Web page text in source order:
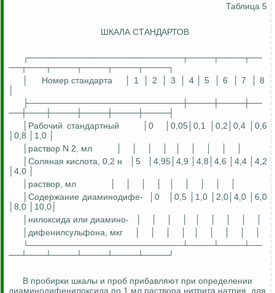
Таблица 5
ШКАЛА СТАНДАРТОВ
┌─────────────────────────┬────┬────┬──
──┬───┬────┬────┬────┬────┐
Номер стандарта │ 1 │ 2 │ 3 │ 4 │ 5 │ 6 │ 7
│ 8
├─────────────────────────┼────┼────┼──
──┼───┼────┼────┼────┼────┤
│Рабочий стандартный
│0
│0,05│0,1 │0,2│0,4 │0,6
│0,8 │1,0 │
│раствор N 2, мл
│Соляная кислота, 0,2 н
│5
│4,95│4,9 │4,8│4,6 │4,4 │4,2
│4,0 │
│раствор, мл
│Содержание диаминодифе- │0
│0,5 │1,0 │2,0│4,0 │6,0
│8,0 │10,0│
нилоксида или диамино-
дифенилсульфона, мкг
└─────────────────────────┴────┴────┴──
──┴───┴────┴────┴────┴────┘
В пробирки шкалы и проб прибавляют при определении
диаминодифенилоксида по 1 мл раствора нитрита натрия, для